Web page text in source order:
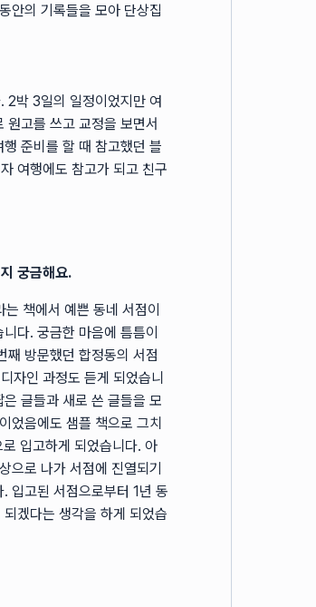
안의 기록들을 모아 단상집
2박 3일의 일정이었지만 여
원고를 쓰고 교정을 보면서
준비를 할 때 참고했던 블
여행에도 참고가 되고 친구
궁금해요.
책에서 예쁜 동네 서점이
다. 궁금한 마음에 틈틈이
째 방문했던 합정동의 서점
자인 과정도 듣게 되었습니
글들과 새로 쓴 글들을 모
었음에도 샘플 책으로 그치
입고하게 되었습니다. 아
으로 나가 서점에 진열되기
입고된 서점으로부터 1년 동
겠다는 생각을 하게 되었습